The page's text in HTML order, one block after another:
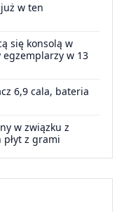
w ten
się konsolą w
w 13
6,9 cala, bateria
w związku z
z grami